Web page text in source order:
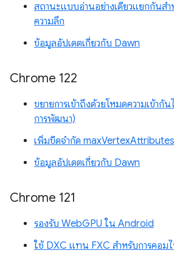
สถานะแบบอ่านอย่างเดียวแยกกันส
ความลึก
ข้อมูลอัปเดตเกี่ยวกับ Dawn
Chrome 122
ขยายการเข้าถึงด้วยโหมดความเข้ากั
การพัฒนา)
เพิ่มขีดจำกัด maxVertexAttributes
ข้อมูลอัปเดตเกี่ยวกับ Dawn
Chrome 121
รองรับ WebGPU ใน Android
ใช้ DXC แทน FXC สำหรับการคอม